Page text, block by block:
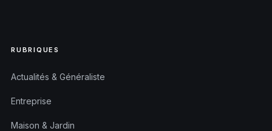
RUBRIQUES
Actualités & Généraliste
Entreprise
Maison & Jardin